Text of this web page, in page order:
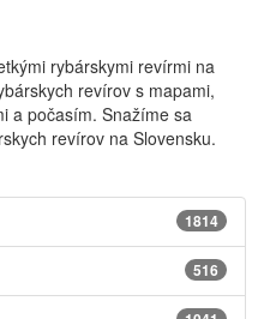
rybárskymi revírmi na
revírov s mapami,
a počasím. Snažíme sa
revírov na Slovensku.
1814
516